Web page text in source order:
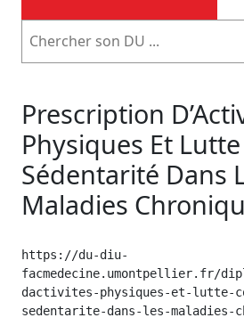
son
Prescription
Physiques Et
Sédentarité Dans
Maladies
https://du-diu-
facmedecine.umontpellier.fr/
dactivites-physiques-et-lutte-
sedentarite-dans-les-maladies-